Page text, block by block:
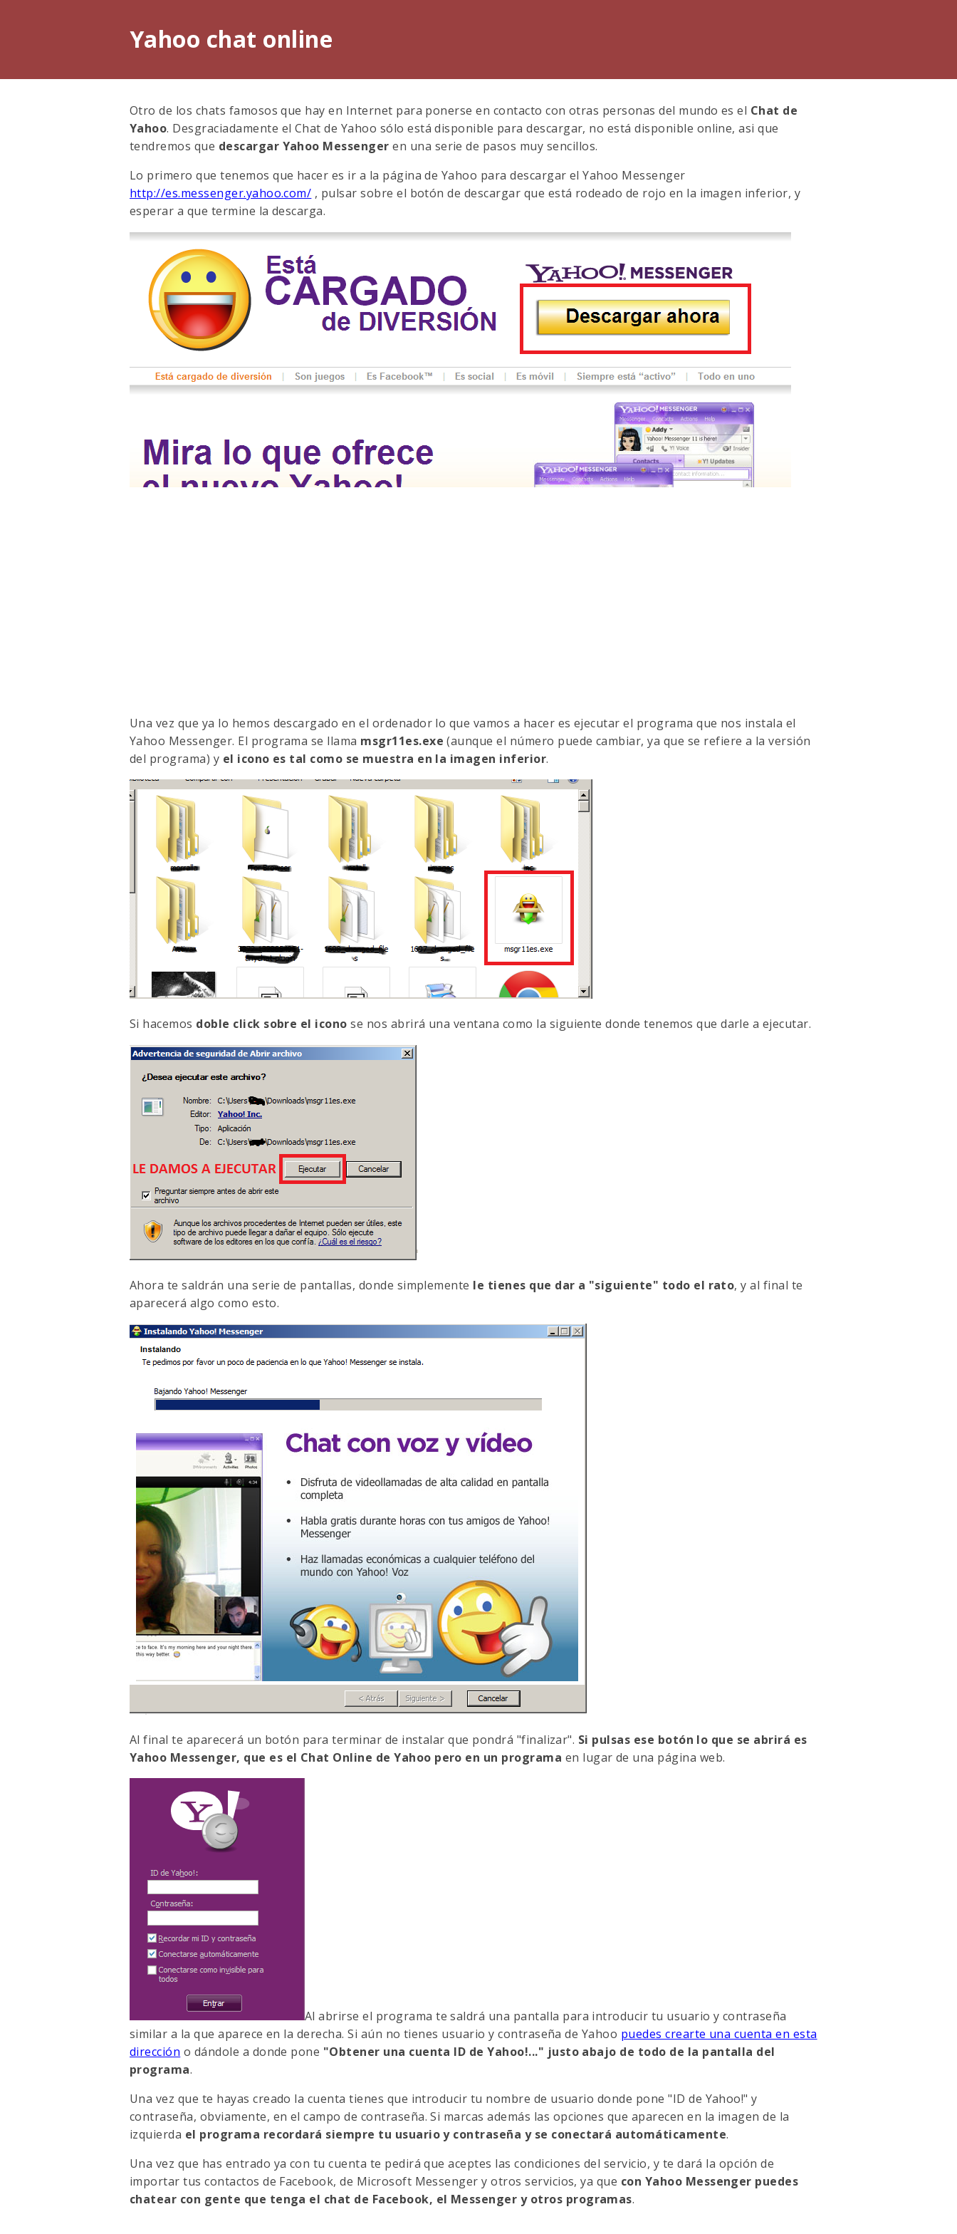
Yahoo chat online
Otro de los chats famosos que hay en Internet para ponerse en contacto con otras personas del mundo es el Chat de
Yahoo. Desgraciadamente el Chat de Yahoo sólo está disponible para descargar, no está disponible online, asi que
tendremos que descargar Yahoo Messenger en una serie de pasos muy sencillos.
Lo primero que tenemos que hacer es ir a la página de Yahoo para descargar el Yahoo Messenger
http://es.messenger.yahoo.com/ , pulsar sobre el botón de descargar que está rodeado de rojo en la imagen inferior, y
esperar a que termine la descarga.
Una vez que ya lo hemos descargado en el ordenador lo que vamos a hacer es ejecutar el programa que nos instala el
Yahoo Messenger. El programa se llama msgr11es.exe (aunque el número puede cambiar, ya que se refiere a la versión
del programa) y el icono es tal como se muestra en la imagen inferior.
Si hacemos doble click sobre el icono se nos abrirá una ventana como la siguiente donde tenemos que darle a ejecutar.
Ahora te saldrán una serie de pantallas, donde simplemente le tienes que dar a "siguiente" todo el rato, y al final te
aparecerá algo como esto.
Al final te aparecerá un botón para terminar de instalar que pondrá "finalizar". Si pulsas ese botón lo que se abrirá es
Yahoo Messenger, que es el Chat Online de Yahoo pero en un programa en lugar de una página web.
Al abrirse el programa te saldrá una pantalla para introducir tu usuario y contraseña
similar a la que aparece en la derecha. Si aún no tienes usuario y contraseña de Yahoo puedes crearte una cuenta en esta
dirección o dándole a donde pone "Obtener una cuenta ID de Yahoo!..." justo abajo de todo de la pantalla del
programa.
Una vez que te hayas creado la cuenta tienes que introducir tu nombre de usuario donde pone "ID de Yahoo!" y
contraseña, obviamente, en el campo de contraseña. Si marcas además las opciones que aparecen en la imagen de la
izquierda el programa recordará siempre tu usuario y contraseña y se conectará automáticamente.
Una vez que has entrado ya con tu cuenta te pedirá que aceptes las condiciones del servicio, y te dará la opción de
importar tus contactos de Facebook, de Microsoft Messenger y otros servicios, ya que con Yahoo Messenger puedes
chatear con gente que tenga el chat de Facebook, el Messenger y otros programas.